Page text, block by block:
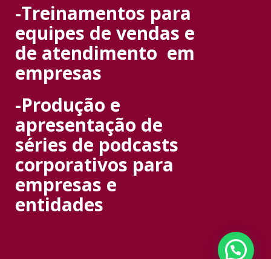
-Treinamentos para
equipes de vendas e
de atendimento em
empresas
-Produção e
apresentação de
séries de podcasts
corporativos para
empresas e
entidades